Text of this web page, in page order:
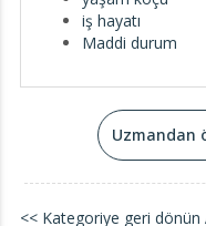
iş hayatı
Maddi durum
Uzmandan
<< Kategoriye geri dönün